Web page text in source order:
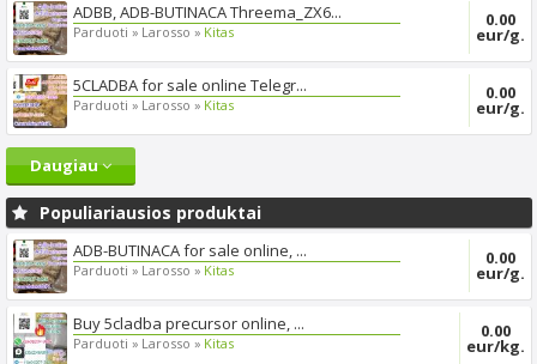
ADBB, ADB-BUTINACA Threema_ZX6...
Parduoti » Larosso » Kitas
0.00
eur/g.
5CLADBA for sale online Telegr...
Parduoti » Larosso » Kitas
0.00
eur/g.
Daugiau
Populiariausios produktai
ADB-BUTINACA for sale online, ...
Parduoti » Larosso » Kitas
0.00
eur/g.
Buy 5cladba precursor online, ...
Parduoti » Larosso » Kitas
0.00
eur/kg.